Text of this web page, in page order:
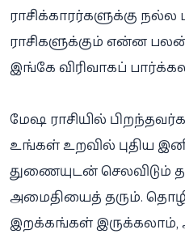
ராசிக்காரர்களுக்கு
ராசிகளுக்கும் என்ன
இங்கே விரிவாகப்
மேஷ ராசியில்
உங்கள் உறவில் புதிய
துணையுடன்
அமைதியைத் தரும்.
இறக்கங்கள்